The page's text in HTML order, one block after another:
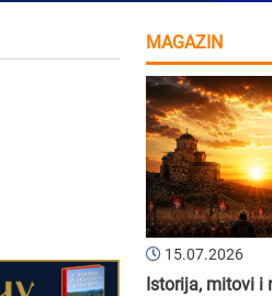
MAGAZIN
15.07.2026
Istorija, mitovi i